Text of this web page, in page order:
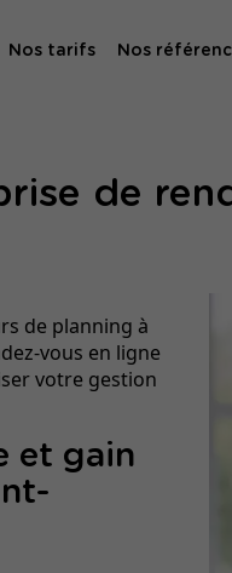
Nos tarifs Nos
de
de planning à
vous en ligne
votre gestion
et gain